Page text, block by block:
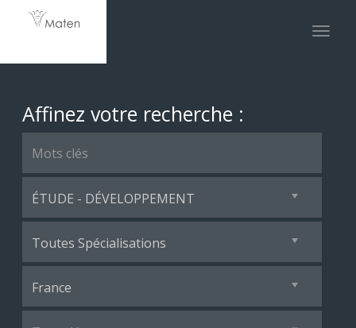
Toggle
Affinez votre recherche :